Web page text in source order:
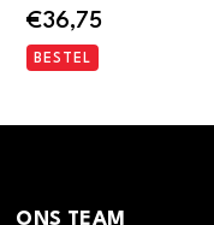
€36,75
BESTEL
ONS TEAM